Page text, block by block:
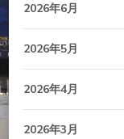
2026年6月
2026年5月
2026年4月
2026年3月